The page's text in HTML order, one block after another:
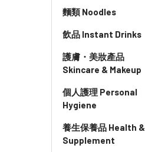
麵類 Noodles
飲品 Instant Drinks
護膚・美妝產品
Skincare & Makeup
個人護理 Personal
Hygiene
養生保養品 Health &
Supplement